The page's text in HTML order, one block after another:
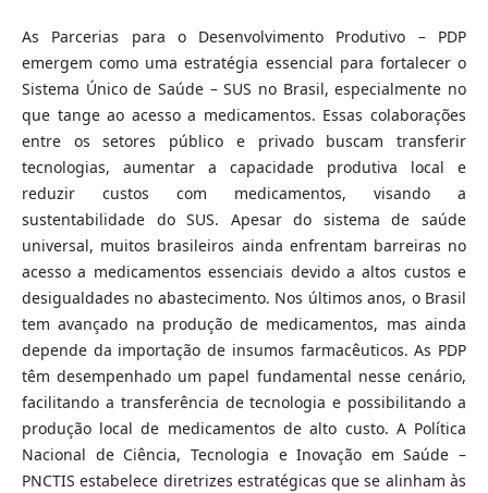
As Parcerias para o Desenvolvimento Produtivo – PDP
emergem como uma estratégia essencial para fortalecer o
Sistema Único de Saúde – SUS no Brasil, especialmente no
que tange ao acesso a medicamentos. Essas colaborações
entre os setores público e privado buscam transferir
tecnologias, aumentar a capacidade produtiva local e
reduzir custos com medicamentos, visando a
sustentabilidade do SUS. Apesar do sistema de saúde
universal, muitos brasileiros ainda enfrentam barreiras no
acesso a medicamentos essenciais devido a altos custos e
desigualdades no abastecimento. Nos últimos anos, o Brasil
tem avançado na produção de medicamentos, mas ainda
depende da importação de insumos farmacêuticos. As PDP
têm desempenhado um papel fundamental nesse cenário,
facilitando a transferência de tecnologia e possibilitando a
produção local de medicamentos de alto custo. A Política
Nacional de Ciência, Tecnologia e Inovação em Saúde –
PNCTIS estabelece diretrizes estratégicas que se alinham às